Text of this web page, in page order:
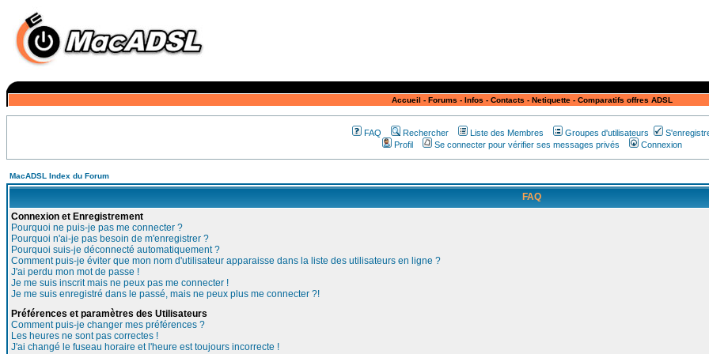
Accueil - Forums - Infos - Contacts - Netiquette- Comparatifs offres ADSL
FAQ Rechercher Liste des Membres Groupes d'utilisateurs
Profil
Se connecter pour vérifier ses messages privés Connexion
MacADSL Index du Forum
FAQ
Connexion et Enregistrement
Pourquoi ne puis-je pas me connecter ?
Pourquoi n'ai-je pas besoin de m'enregistrer ?
Pourquoi suis-je déconnecté automatiquement ?
Comment puis-je éviter que mon nom d'utilisateur apparaisse dans la liste des utilisateurs en ligne ?
J'ai perdu mon mot de passe !
Je me suis inscrit mais ne peux pas me connecter !
Je me suis enregistré dans le passé, mais ne peux plus me connecter ?!
Préférences et paramètres des Utilisateurs
Comment puis-je changer mes préférences ?
Les heures ne sont pas correctes !
J'ai changé le fuseau horaire et l'heure est toujours incorrecte !